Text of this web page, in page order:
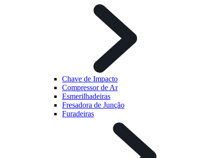
Chave de Impacto
Compressor de Ar
Esmerilhadeiras
Fresadora de Junção
Furadeiras